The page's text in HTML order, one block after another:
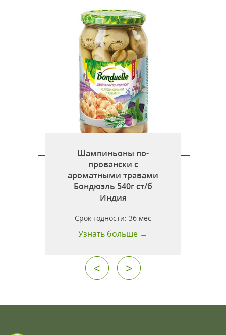
Шампиньоны по-
провански с
ароматными травами
Бондюэль 540г ст/б
Индия
Срок годности:36 мес
Узнать больше →
< >